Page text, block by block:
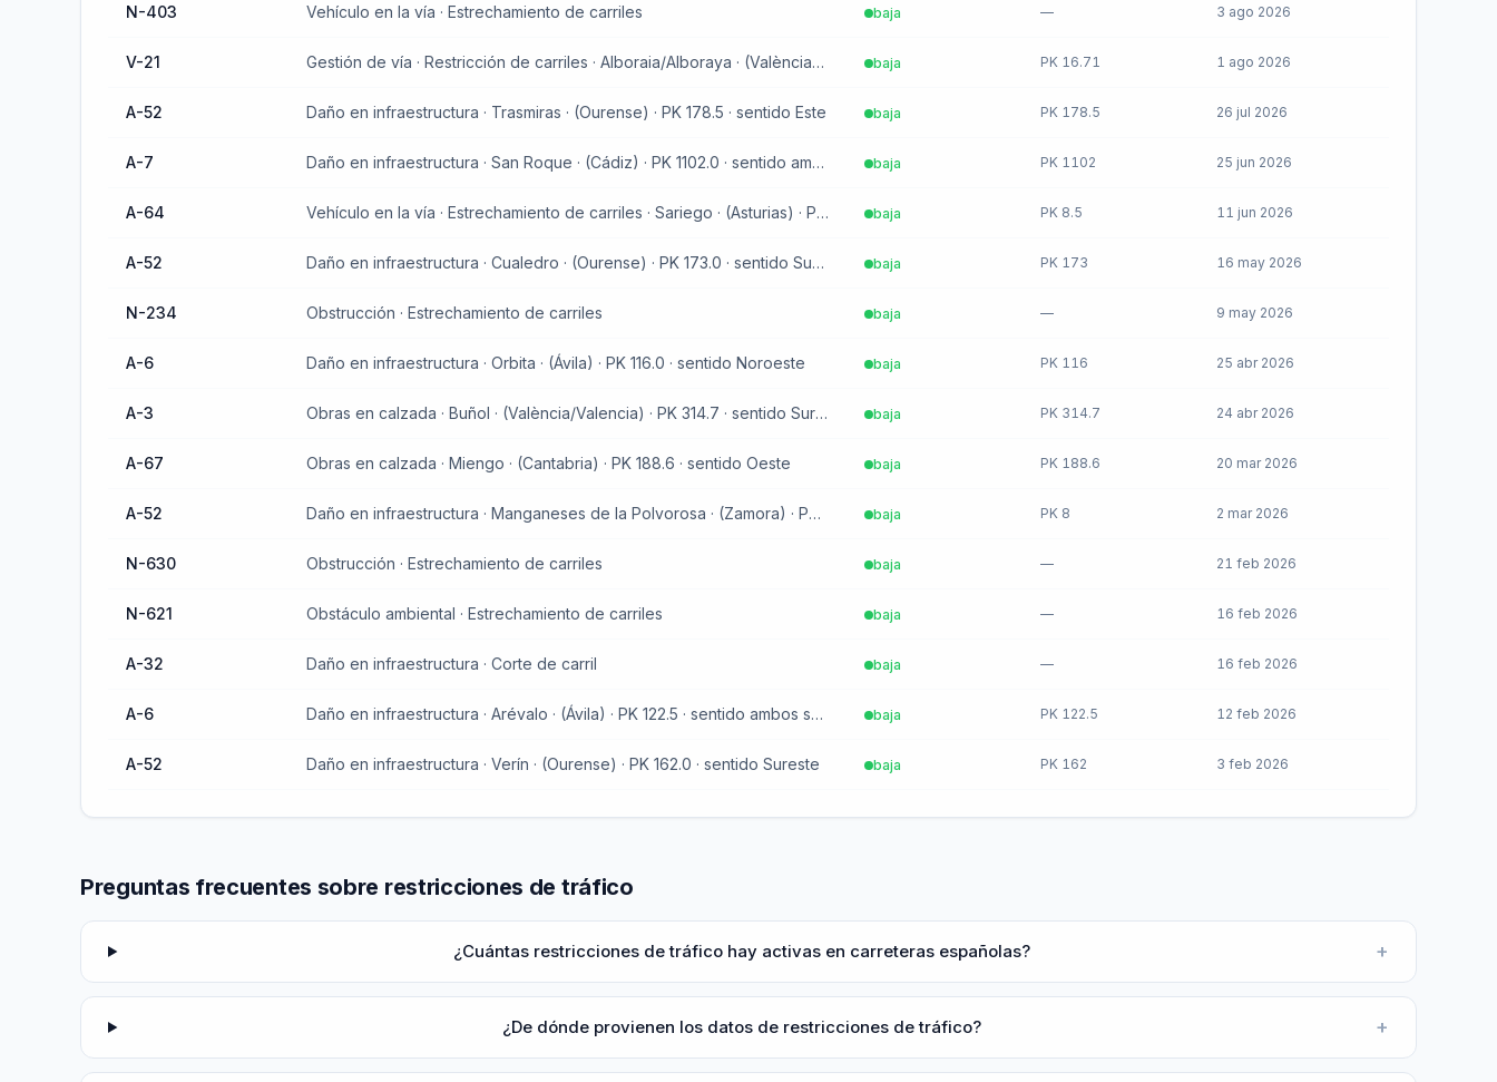
N-403 Vehículo en la vía · Estrechamiento de carriles baja — 3 ago 2026
V-21 Gestión de vía · Restricción de carriles · Alboraia/Alboraya · (València/Valencia) · PK 16.7 · sentido Suroeste baja PK 16.71 1 ago 2026
A-52 Daño en infraestructura · Trasmiras · (Ourense) · PK 178.5 · sentido Este baja PK 178.5 26 jul 2026
A-7 Daño en infraestructura · San Roque · (Cádiz) · PK 1102.0 · sentido ambos sentidos baja PK 1102 25 jun 2026
A-64 Vehículo en la vía · Estrechamiento de carriles · Sariego · (Asturias) · PK 8.5 · sentido Suroeste baja PK 8.5 11 jun 2026
A-52 Daño en infraestructura · Cualedro · (Ourense) · PK 173.0 · sentido Sureste baja PK 173 16 may 2026
N-234 Obstrucción · Estrechamiento de carriles baja — 9 may 2026
A-6 Daño en infraestructura · Orbita · (Ávila) · PK 116.0 · sentido Noroeste baja PK 116 25 abr 2026
A-3 Obras en calzada · Buñol · (València/Valencia) · PK 314.7 · sentido Sureste baja PK 314.7 24 abr 2026
A-67 Obras en calzada · Miengo · (Cantabria) · PK 188.6 · sentido Oeste baja PK 188.6 20 mar 2026
A-52 Daño en infraestructura · Manganeses de la Polvorosa · (Zamora) · PK 8.0 · sentido Este baja PK 8 2 mar 2026
N-630 Obstrucción · Estrechamiento de carriles baja — 21 feb 2026
N-621 Obstáculo ambiental · Estrechamiento de carriles baja — 16 feb 2026
A-32 Daño en infraestructura · Corte de carril baja — 16 feb 2026
A-6 Daño en infraestructura · Arévalo · (Ávila) · PK 122.5 · sentido ambos sentidos baja PK 122.5 12 feb 2026
A-52 Daño en infraestructura · Verín · (Ourense) · PK 162.0 · sentido Sureste baja PK 162 3 feb 2026
Preguntas frecuentes sobre restricciones de tráfico
¿Cuántas restricciones de tráfico hay activas en carreteras españolas? +
¿De dónde provienen los datos de restricciones de tráfico? +